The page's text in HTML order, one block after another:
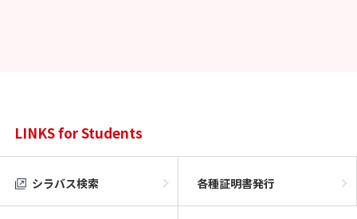
LINKS for Students
シラバス検索 各種証明書発行